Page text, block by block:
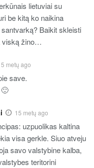
lietuviai su
be kitą ko naikina
Baikit skleisti
viską žino…
metų ago
save.
15 metų ago
uzpuolikas kaltina
visa gerkle. Siuo atveju
savo valstybine kalba,
teritorini